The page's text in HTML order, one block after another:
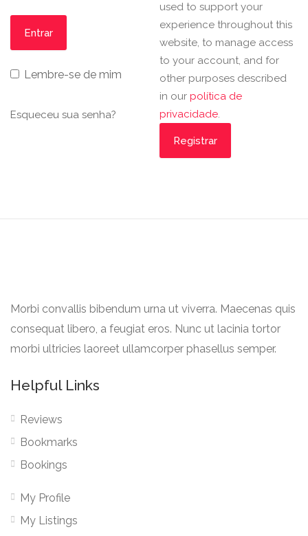
Lembre-se de mim
Esqueceu sua senha?
used to support your
experience throughout this
website, to manage access
to your account, and for
other purposes described
in ourpolítica de
privacidade.
Morbi convallis bibendum urna ut viverra. Maecenas quis
consequat libero, a feugiat eros. Nunc ut lacinia tortor
morbi ultricies laoreet ullamcorper phasellus semper.
Helpful Links
Reviews
Bookmarks
Bookings
My Profile
My Listings